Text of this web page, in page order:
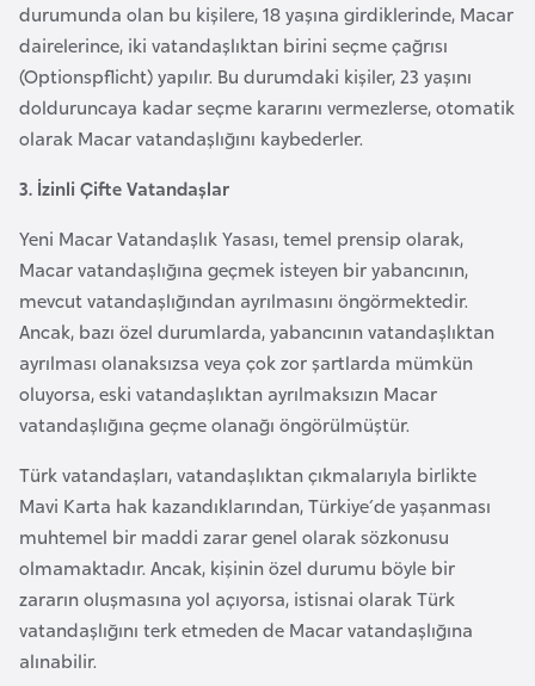
durumunda olan bu kişilere, 18 yaşına girdiklerinde, Macar
dairelerince, iki vatandaşlıktan birini seçme çağrısı
(Optionspflicht) yapılır. Bu durumdaki kişiler, 23 yaşını
dolduruncaya kadar seçme kararını vermezlerse, otomatik
olarak Macar vatandaşlığını kaybederler.
3. İzinli Çifte Vatandaşlar
Yeni Macar Vatandaşlık Yasası, temel prensip olarak,
Macar vatandaşlığına geçmek isteyen bir yabancının,
mevcut vatandaşlığından ayrılmasını öngörmektedir.
Ancak, bazı özel durumlarda, yabancının vatandaşlıktan
ayrılması olanaksızsa veya çok zor şartlarda mümkün
oluyorsa, eski vatandaşlıktan ayrılmaksızın Macar
vatandaşlığına geçme olanağı öngörülmüştür.
Türk vatandaşları, vatandaşlıktan çıkmalarıyla birlikte
Mavi Karta hak kazandıklarından, Türkiye´de yaşanması
muhtemel bir maddi zarar genel olarak sözkonusu
olmamaktadır. Ancak, kişinin özel durumu böyle bir
zararın oluşmasına yol açıyorsa, istisnai olarak Türk
vatandaşlığını terk etmeden de Macar vatandaşlığına
alınabilir.
i
y
a
a
a
e
i
s
s
a
u
G